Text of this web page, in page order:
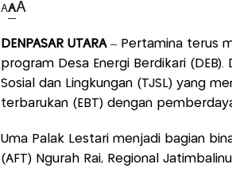
AAA
DENPASAR UTARA– Pertamina terus
program Desa Energi Berdikari
Sosial dan Lingkungan (TJSL) yang
terbarukan (EBT) dengan
Uma Palak Lestari menjadi bagian
(AFT) Ngurah Rai, Regional